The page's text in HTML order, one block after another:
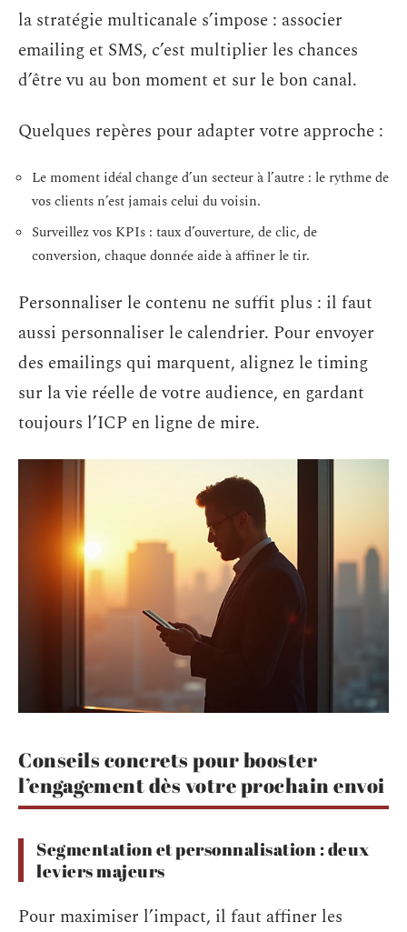
la stratégie multicanale s’impose : associer
emailing et SMS, c’est multiplier les chances
d’être vu au bon moment et sur le bon canal.
Quelques repères pour adapter votre approche :
Le moment idéal change d’un secteur à l’autre : le rythme de
vos clients n’est jamais celui du voisin.
Surveillez vos KPIs : taux d’ouverture, de clic, de
conversion, chaque donnée aide à affiner le tir.
Personnaliser le contenu ne suffit plus : il faut
aussi personnaliser le calendrier. Pour envoyer
des emailings qui marquent, alignez le timing
sur la vie réelle de votre audience, en gardant
toujours l’ICP en ligne de mire.
Conseils concrets pour booster
l’engagement dès votre prochain envoi
Segmentation et personnalisation : deux
leviers majeurs
Pour maximiser l’impact, il faut affiner les